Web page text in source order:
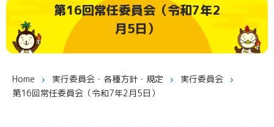
第16回常任委員会（令和7年2
月5日）
Home 実行委員会・各種方針・規定
実行委員会
第16回常任委員会（令和7年2月5日）